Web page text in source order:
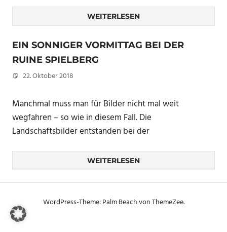
WEITERLESEN
EIN SONNIGER VORMITTAG BEI DER
RUINE SPIELBERG
22. Oktober 2018
Manchmal muss man für Bilder nicht mal weit
wegfahren – so wie in diesem Fall. Die
Landschaftsbilder entstanden bei der
WEITERLESEN
WordPress-Theme: Palm Beach von ThemeZee.